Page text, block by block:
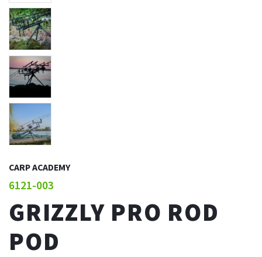
CARP ACADEMY
6121-003
GRIZZLY PRO ROD
POD